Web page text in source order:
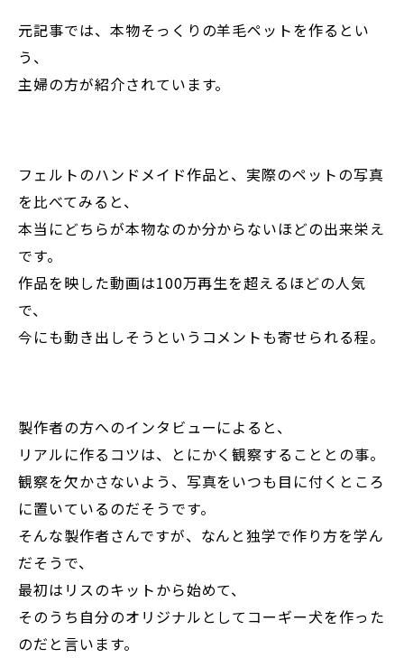
元記事では、本物そっくりの羊毛ペットを作るとい
う、
主婦の方が紹介されています。
フェルトのハンドメイド作品と、実際のペットの写真
を比べてみると、
本当にどちらが本物なのか分からないほどの出来栄え
です。
作品を映した動画は100万再生を超えるほどの人気
で、
今にも動き出しそうというコメントも寄せられる程。
製作者の方へのインタビューによると、
リアルに作るコツは、とにかく観察することとの事。
観察を欠かさないよう、写真をいつも目に付くところ
に置いているのだそうです。
そんな製作者さんですが、なんと独学で作り方を学ん
だそうで、
最初はリスのキットから始めて、
そのうち自分のオリジナルとしてコーギー犬を作った
のだと言います。